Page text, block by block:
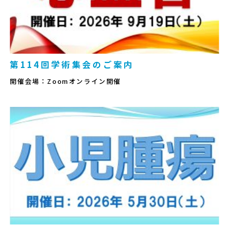
第114回学術集会のご案内
開催会場：Zoomオンライン開催